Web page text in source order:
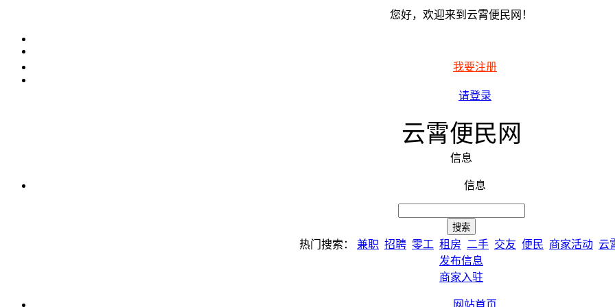
您好，欢迎来到云霄便民网！
我要注册
请登录
云霄便民网
信息
信息
热门搜索： 兼职 招聘 零工 租房 二手 交友 便民 商家活动 云
发布信息
商家入驻
网站首页